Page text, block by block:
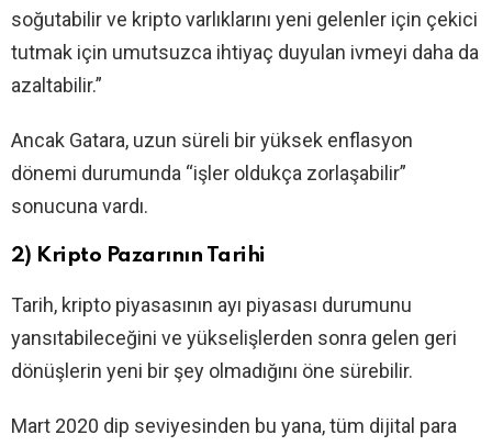
soğutabilir ve kripto varlıklarını yeni gelenler için çekici
tutmak için umutsuzca ihtiyaç duyulan ivmeyi daha da
azaltabilir.”
Ancak Gatara, uzun süreli bir yüksek enflasyon
dönemi durumunda “işler oldukça zorlaşabilir”
sonucuna vardı.
2) Kripto Pazarının Tarihi
Tarih, kripto piyasasının ayı piyasası durumunu
yansıtabileceğini ve yükselişlerden sonra gelen geri
dönüşlerin yeni bir şey olmadığını öne sürebilir.
Mart 2020 dip seviyesinden bu yana, tüm dijital para